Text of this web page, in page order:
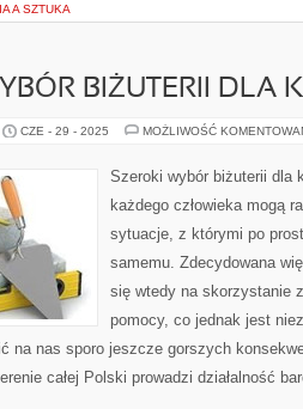
A SZTUKA
BIŻUTERII DLA
CZE - 29 - 2025 MOŻLIWOŚĆ
Szeroki wybór biżuterii dla
każdego człowieka mogą
sytuacje, z którymi po
samemu. Zdecydowana
się wtedy na skorzystanie
pomocy, co jednak jest
na nas sporo jeszcze gorszych
całej Polski prowadzi działalność